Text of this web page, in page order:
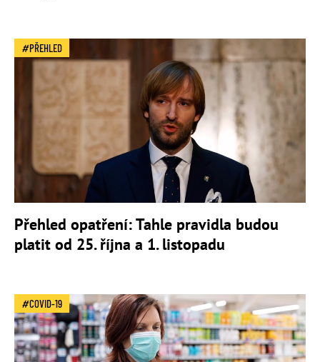
PŘEHLED
Přehled opatření: Tahle pravidla budou
platit od 25. října a 1. listopadu
COVID-19